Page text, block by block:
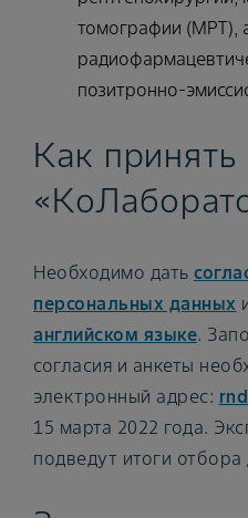
томографии (МРТ),
позитронно-
Как принять
Необходимо дать
персональных данных
английском языке.
согласия и анкеты
электронный адрес:
15 марта 2022 года.
подведут итоги